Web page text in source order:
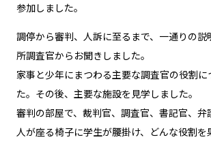
参加しました。
調停から審判、人訴に至るまで、一通りの説
所調査官からお聞きしました。
家事と少年にまつわる主要な調査官の役割に
た。その後、主要な施設を見学しました。
審判の部屋で、裁判官、調査官、書記官、弁
人が座る椅子に学生が腰掛け、どんな役割